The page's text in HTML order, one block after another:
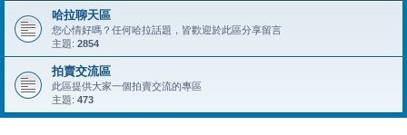
哈拉聊天區
您心情好嗎？任何哈拉話題，皆歡迎於此區分享留言
主題: 2854
拍賣交流區
此區提供大家一個拍賣交流的專區
主題: 473